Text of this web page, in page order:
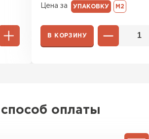
Цена за УПАКОВКУ М2
В КОРЗИНУ
оплаты